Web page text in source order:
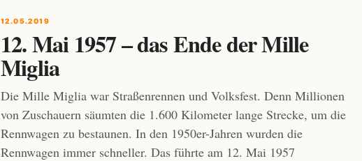
12.05.2019
12. Mai 1957 – das Ende der Mille
Miglia
Die Mille Miglia war Straßenrennen und Volksfest. Denn Millionen
von Zuschauern säumten die 1.600 Kilometer lange Strecke, um die
Rennwagen zu bestaunen. In den 1950er-Jahren wurden die
Rennwagen immer schneller. Das führte am 12. Mai 1957